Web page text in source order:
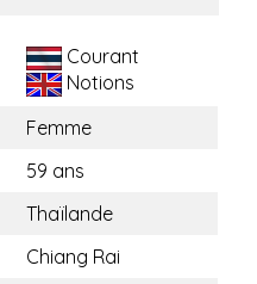
Courant
Notions
Femme
59 ans
Thaïlande
Chiang Rai